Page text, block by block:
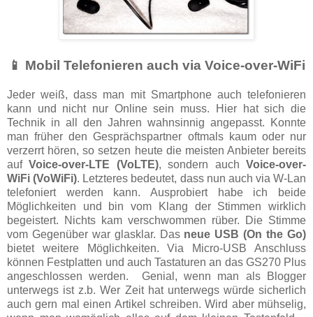
📱 Mobil Telefonieren auch via Voice-over-WiFi
Jeder weiß, dass man mit Smartphone auch telefonieren
kann und nicht nur Online sein muss. Hier hat sich die
Technik in all den Jahren wahnsinnig angepasst. Konnte
man früher den Gesprächspartner oftmals kaum oder nur
verzerrt hören, so setzen heute die meisten Anbieter bereits
aufVoice-over-LTE (VoLTE), sondern auchVoice-over-
WiFi (VoWiFi). Letzteres bedeutet, dass nun auch via W-Lan
telefoniert werden kann. Ausprobiert habe ich beide
Möglichkeiten und bin vom Klang der Stimmen wirklich
begeistert. Nichts kam verschwommen rüber. Die Stimme
vom Gegenüber war glasklar. Das neue USB (On the Go)
bietet weitere Möglichkeiten. Via Micro-USB Anschluss
können Festplatten und auch Tastaturen an das GS270 Plus
angeschlossen werden. Genial, wenn man als Blogger
unterwegs ist z.b. Wer Zeit hat unterwegs würde sicherlich
auch gern mal einen Artikel schreiben. Wird aber mühselig,